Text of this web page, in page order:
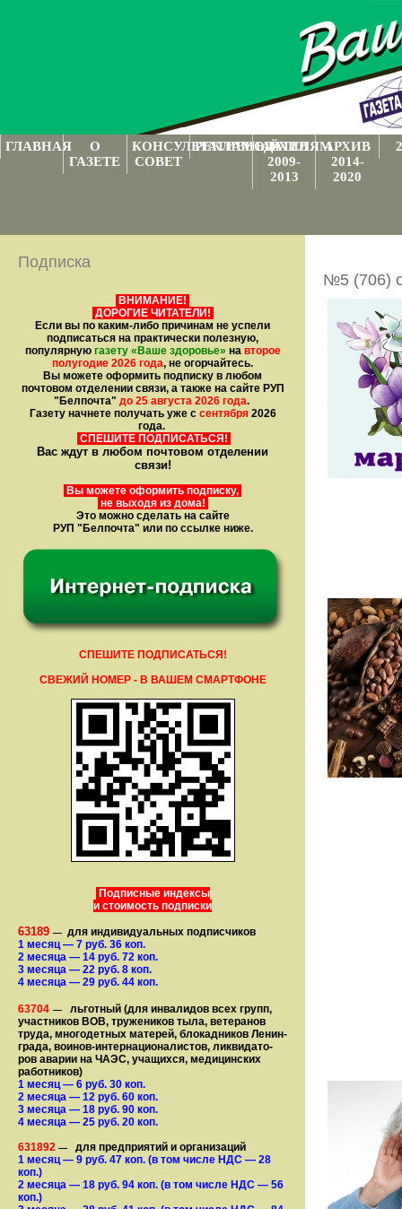
ГЛАВНАЯ
О
ГАЗЕТЕ
КОНСУЛЬТАТИВНЫЙ
СОВЕТ
РЕКЛАМОДАТЕЛЯМ
АРХИВ
2009-
2013
АРХИВ
2014-
2020
Подписка
ВНИМАНИЕ!
ДОРОГИЕ ЧИТАТЕЛИ!
Если вы по каким-либо причинам не успели
подписаться на практически полезную,
популярную газету «Ваше здоровье» на второе
полугодие 2026 года, не огорчайтесь.
Вы можете оформить подписку в любом
почтовом отделении связи, а также на сайте РУП
"Белпочта" до 25 августа 2026 года.
Газету начнете получать уже с сентября2026
года.
СПЕШИТЕ ПОДПИСАТЬСЯ!
Вас ждут в любом почтовом отделении
связи!
Вы можете оформить подписку,
не выходя из дома!
Это можно сделать на сайте
РУП "Белпочта" или по ссылке ниже.
СПЕШИТЕ ПОДПИСАТЬСЯ!
СВЕЖИЙ НОМЕР - В ВАШЕМ СМАРТФОНЕ
Подписные индексы
и стоимость подписки
63189 — для индивидуальных подписчиков
1 месяц— 7 руб. 36 коп.
2 месяца — 14 руб. 72 коп.
3 месяца — 22 руб. 8 коп.
4 месяца — 29 руб. 44 коп.
63704 —
льготный (для ин­ва­лидов всех групп,
участ­ников ВОВ, труже­ни­ков тыла, ветеранов
труда, мно­го­­детных матерей, бло­­кад­ни­ков Ле­нин­
града, воинов-интернаци­о­на­­ли­стов, лик­ви­да­то­
ров аварии на ЧАЭС, уча­щихся, медицинских
работников)
1 месяц— 6 руб. 30 коп.
2 месяца — 12 руб. 60 коп.
3 месяца — 18 руб. 90 коп.
4 месяца — 25 руб. 20 коп.
631892 —
для предприятий и организаций
1 месяц— 9 руб. 47 коп. (в том числе НДС — 28
коп.)
2 месяца — 18 руб. 94 коп. (в том числе НДС — 56
коп.)
№5 (706)